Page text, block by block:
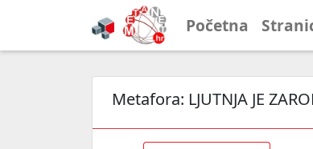
Početna
Metafora: LJUTNJA JE